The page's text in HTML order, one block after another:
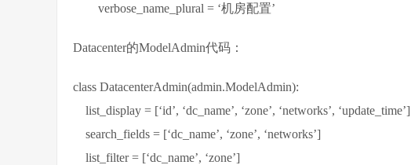
verbose_name_plural = ‘机房配置’
Datacenter的ModelAdmin代码：
class DatacenterAdmin(admin.ModelAdmin):
list_display = [‘id’, ‘dc_name’, ‘zone’, ‘networks’, ‘update_time’]
search_fields = [‘dc_name’, ‘zone’, ‘networks’]
list_filter = [‘dc_name’, ‘zone’]